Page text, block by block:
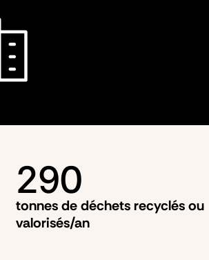
tonnes de déchets recyclés ou
valorisés/an
290